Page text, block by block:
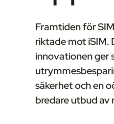
Framtiden för
riktade mot iSIM.
innovationen ger
säkerhet och en
bredare utbud av